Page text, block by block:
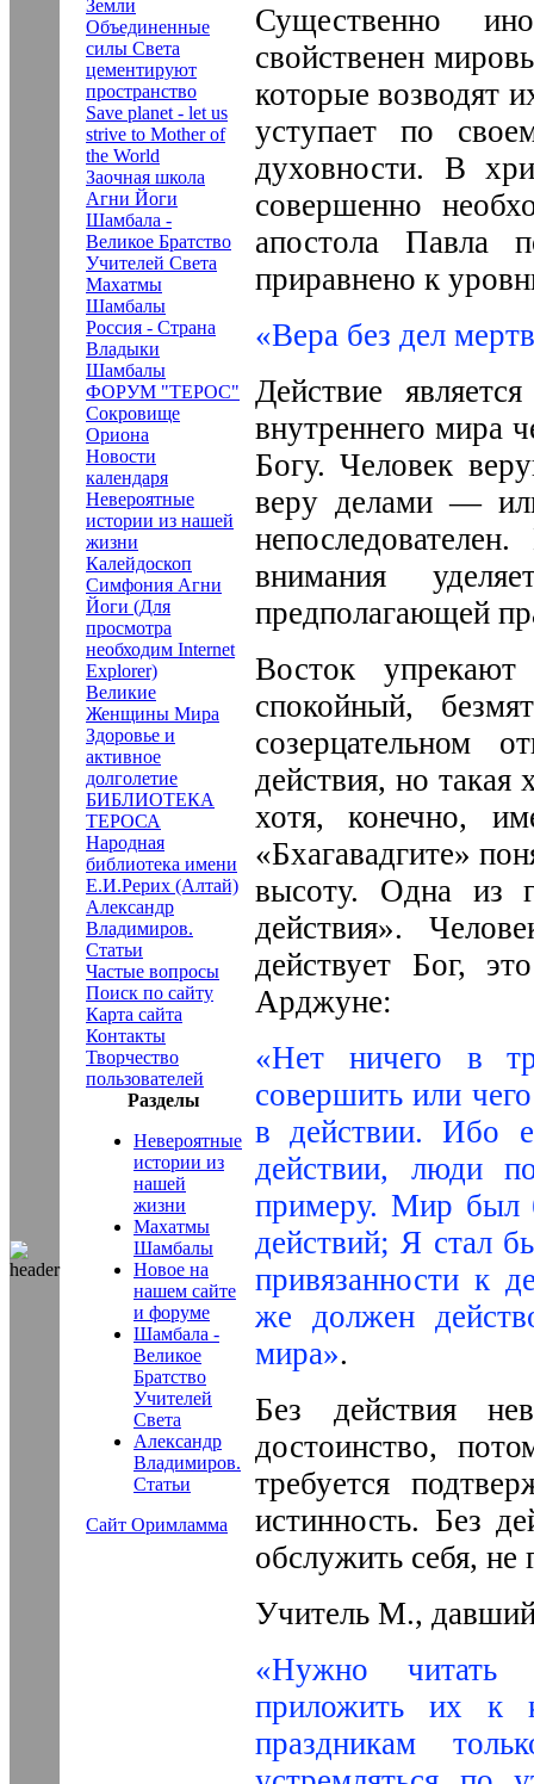
Земли
Объединенные
силы Света
цементируют
пространство
Save planet - let us
strive to Mother of
the World
Заочная школа
Агни Йоги
Шамбала -
Великое Братство
Учителей Света
Махатмы
Шамбалы
Россия - Страна
Владыки
Шамбалы
ФОРУМ "ТЕРОС"
Сокровище
Ориона
Новости
календаря
Невероятные
истории из нашей
жизни
Калейдоскоп
Симфония Агни
Йоги (Для
просмотра
необходим Internet
Explorer)
Великие
Женщины Мира
Здоровье и
активное
долголетие
БИБЛИОТЕКА
ТЕРОСА
Народная
библиотека имени
Е.И.Рерих (Алтай)
Александр
Владимиров.
Статьи
Частые вопросы
Поиск по сайту
Карта сайта
Контакты
Творчество
пользователей
Разделы
Невероятные
истории из
нашей
жизни
Махатмы
Шамбалы
Новое на
нашем сайте
и форуме
Шамбала -
Великое
Братство
Учителей
Света
Александр
Владимиров.
Статьи
Сайт Оримламма
Существенно
свойственен
которые возводят
уступает по
духовности. В
совершенно
апостола Павла
приравнено к
«Вера без дел
Действие
внутреннего мира
Богу. Человек
веру делами —
внимания
предполагающей
Восток
спокойный,
действия, но такая
хотя, конечно,
«Бхагавадгите»
высоту. Одна из
действия».
действует Бог,
Арджуне:
«Нет ничего в
совершить или
в действии. Ибо
действии, люди
примеру. Мир был
действий; Я стал
привязанности к
же должен
мира».
Без действия
достоинство,
требуется
истинность. Без
обслужить себя,
Учитель М.,
«Нужно читать
приложить их к
праздникам